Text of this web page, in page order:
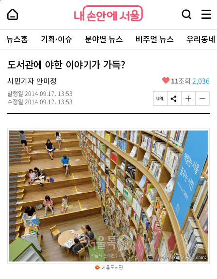
본
로
가
내
손
안
에
서
울
-
서
울
시
대
표
소
포
털
내
손
에
울
검
창
열
기
메
뉴
전
체
보
주
요
서
뉴스홈 기획·이슈 분야별 뉴스 비주얼 뉴스 우리동
도서관에 야한 이야기가 가득?
시민기자 안미정
발행일 2014.09.17. 13:53
수정일 2014.09.17. 13:53
좋
요
11조회 2,036
페
이
U
R
L
복
사
S
N
공
유
하
기
글
자
기
크
경
하
기
글
자
기
작
변
경
하
기
페
상
단
로